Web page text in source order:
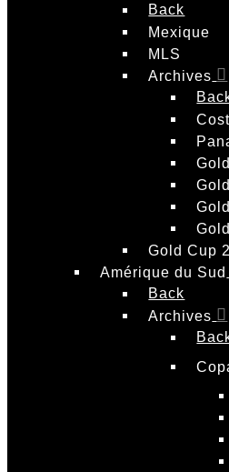
Back
Mexique
MLS
Archives
Gold Cup
Amérique du Sud
Back
Archives